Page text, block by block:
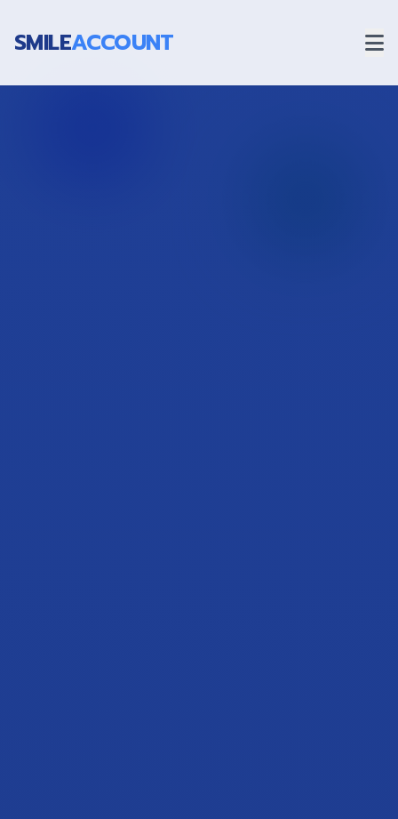
SMILEACCOUNT